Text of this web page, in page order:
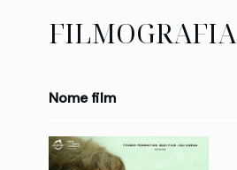
FILMOGRAFIA
Nome film